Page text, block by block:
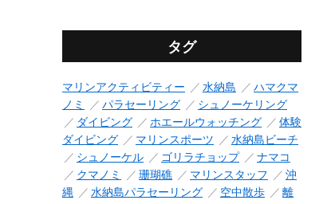
タグ
マリンアクティビティー 水納島
ハマクマ
ノミ
パラセーリング
シュノーケリング
ダイビング
ホエールウォッチング
体験
ダイビング
マリンスポーツ
水納島ビーチ
シュノーケル
ゴリラチョップ
ナマコ
クマノミ
珊瑚礁 マリンスタッフ
沖
縄
水納島パラセーリング 空中散歩
離